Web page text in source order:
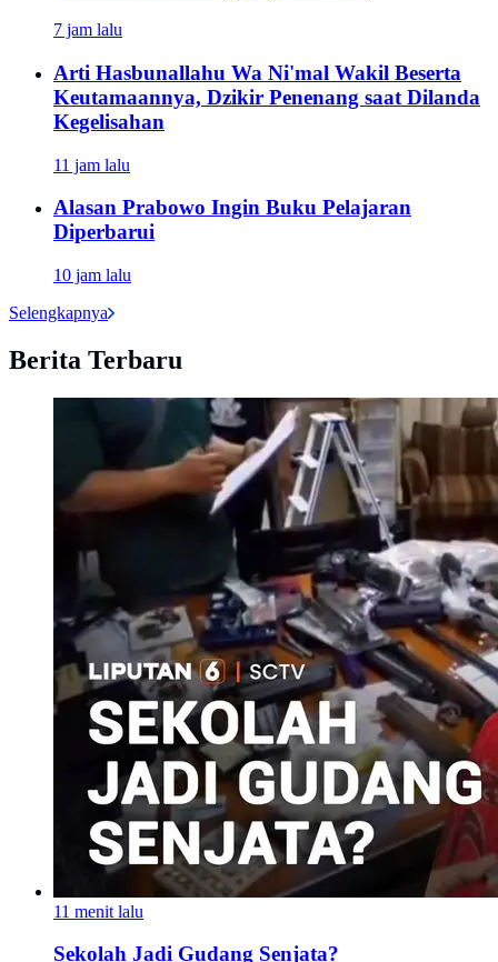
7 jam lalu
Arti Hasbunallahu Wa Ni'mal Wakil Beserta
Keutamaannya, Dzikir Penenang saat Dilanda
Kegelisahan
11 jam lalu
Alasan Prabowo Ingin Buku Pelajaran
Diperbarui
10 jam lalu
Selengkapnya
Berita Terbaru
11 menit lalu
Sekolah Jadi Gudang Senjata?